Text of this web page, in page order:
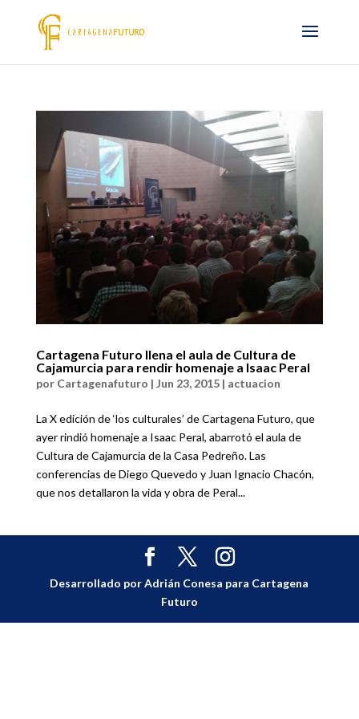
Cartagena Futuro llena el aula de Cultura de
Cajamurcia para rendir homenaje a Isaac Peral
por Cartagenafuturo | Jun 23, 2015| actuacion
La X edición de ‘los culturales’ de Cartagena Futuro, que
ayer rindió homenaje a Isaac Peral, abarrotó el aula de
Cultura de Cajamurcia de la Casa Pedreño. Las
conferencias de Diego Quevedo y Juan Ignacio Chacón,
que nos detallaron la vida y obra de Peral...
Desarrollado por Adrián Conesa para Cartagena
Futuro